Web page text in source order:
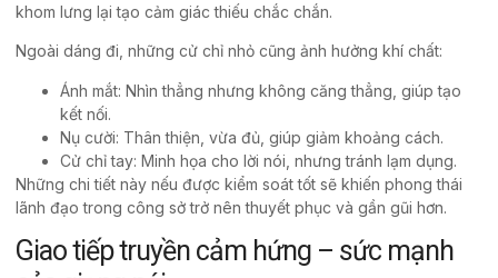
khom lưng lại tạo cảm giác thiếu chắc chắn.
Ngoài dáng đi, những cử chỉ nhỏ cũng ảnh hưởng khí chất:
Ánh mắt: Nhìn thẳng nhưng không căng thẳng, giúp tạo
kết nối.
Nụ cười: Thân thiện, vừa đủ, giúp giảm khoảng cách.
Cử chỉ tay: Minh họa cho lời nói, nhưng tránh lạm dụng.
Những chi tiết này nếu được kiểm soát tốt sẽ khiến phong thái
lãnh đạo trong công sở trở nên thuyết phục và gần gũi hơn.
Giao tiếp truyền cảm hứng – sức mạnh